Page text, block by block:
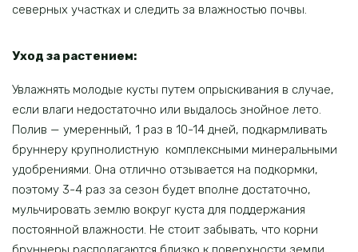
северных участках и следить за влажностью почвы.
Уход за растением:
Увлажнять молодые кусты путем опрыскивания в случае,
если влаги недостаточно или выдалось знойное лето.
Полив — умеренный, 1 раз в 10-14 дней, подкармливать
бруннеру крупнолистную комплексными минеральными
удобрениями. Она отлично отзывается на подкормки,
поэтому 3-4 раз за сезон будет вполне достаточно,
мульчировать землю вокруг куста для поддержания
постоянной влажности. Не стоит забывать, что корни